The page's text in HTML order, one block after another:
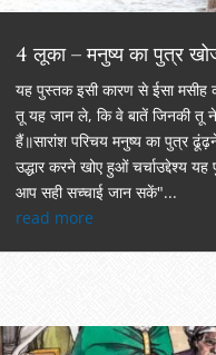
4 लूका – मनुष्य का पुत्र
यह पुस्तक इसी कारण से ईसा मसीह
तू यह जान ले, कि वे बातें जिनकी तू
हैं॥सारांश परिचय मनुष्य का पुत्र
उद्धार करने खोए हुओं चर्चाउद्देश्य
आप सही सच्चाई जान सकें"...
read more